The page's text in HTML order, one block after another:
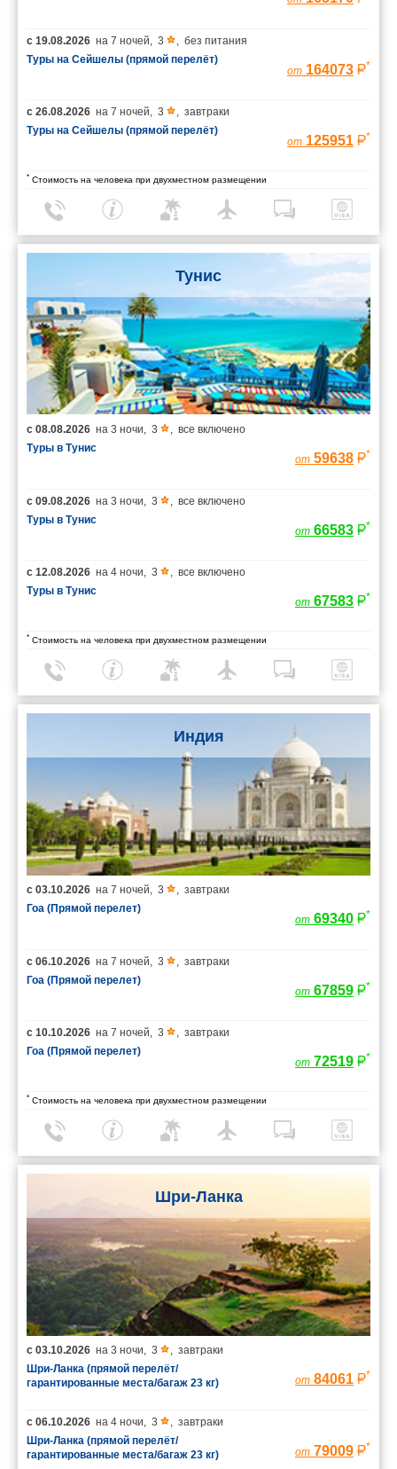
с 19.08.2026 на 7 ночей 3
без питания
Туры на Сейшелы (прямой перелёт)
от 164073 *
с 26.08.2026 на 7 ночей 3
завтраки
Туры на Сейшелы (прямой перелёт)
от 125951 *
* Стоимость на человека при двухместном размещении
Тунис
с 08.08.2026 на 3 ночи, 3 , все включено
Туры в Тунис
от 59638 *
с 09.08.2026 на 3 ночи, 3 , все включено
Туры в Тунис
от 66583 *
с 12.08.2026 на 4 ночи, 3 , все включено
Туры в Тунис
от 67583 *
* Стоимость на человека при двухместном размещении
Индия
с 03.10.2026 на 7 ночей, 3 , завтраки
Гоа (Прямой перелет)
от 69340 *
с 06.10.2026 на 7 ночей, 3 , завтраки
Гоа (Прямой перелет)
от 67859 *
с 10.10.2026 на 7 ночей, 3 , завтраки
Гоа (Прямой перелет)
от 72519 *
* Стоимость на человека при двухместном размещении
Шри-Ланка
с 03.10.2026 на 3 ночи, 3 , завтраки
Шри-Ланка (прямой перелёт/
гарантированные места/багаж 23 кг)
от 84061 *
с 06.10.2026 на 4 ночи, 3 , завтраки
Шри-Ланка (прямой перелёт/
гарантированные места/багаж 23 кг)
от 79009 *